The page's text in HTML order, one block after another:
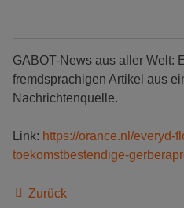
GABOT-News aus aller Welt:
fremdsprachigen Artikel aus
Nachrichtenquelle.
Link: https://orance.nl/everyd-
toekomstbestendige-
Zurück